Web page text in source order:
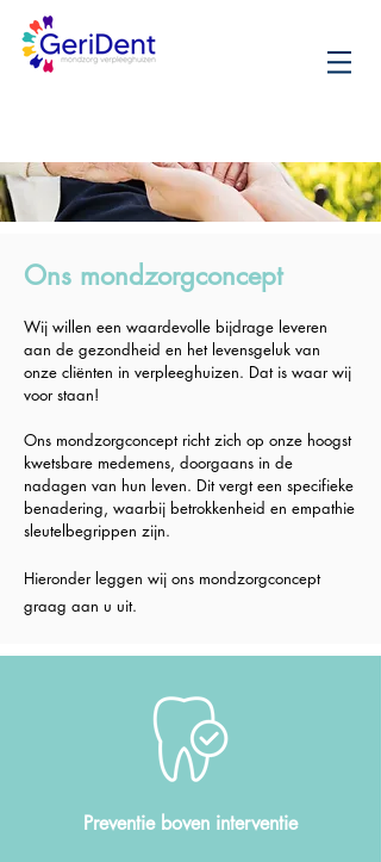
Ons mondzorgconcept
Wij willen een waardevolle bijdrage leveren
aan de gezondheid en het levensgeluk van
onze cliënten in verpleeghuizen. Dat is waar wij
voor staan!
Ons mondzorgconcept richt zich op onze hoogst
kwetsbare medemens, doorgaans in de
nadagen van hun leven. Dit vergt een specifieke
benadering, waarbij betrokkenheid en empathie
sleutelbegrippen zijn.
Hieronder leggen wij ons mondzorgconcept
graag aan u uit.
Preventie boven interventie